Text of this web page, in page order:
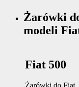
Żarówki
modeli
Fiat 500